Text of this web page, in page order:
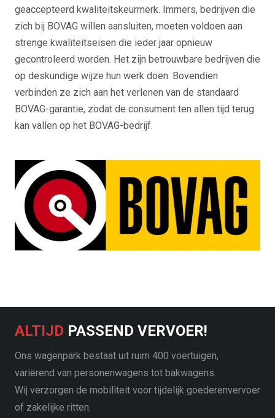
geaccepteerd kwaliteitskeurmerk. Immers, bedrijven die
zich bij BOVAG willen aansluiten, moeten voldoen aan
strenge kwaliteitseisen die ieder jaar opnieuw
gecontroleerd worden. Het zijn betrouwbare bedrijven die
op deskundige wijze hun werk doen. Bovendien
verbinden ze zich aan het verlenen van de standaard
BOVAG-garantie, zodat de consument ten allen tijd terug
kan vallen op het BOVAG-bedrijf.
ALTIJD PASSEND VERVOER!
Ons wagenpark bestaat uit ruim 400 voertuigen,
variërend van personenwagens tot bakwagens.
Wij verzorgen de mobiliteit voor tijdelijk goederenvervoer
of zakelijke ritten.